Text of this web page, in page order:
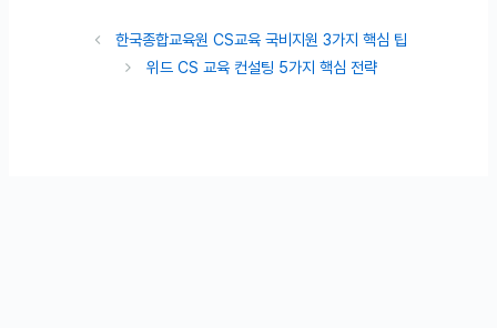
한국종합교육원 CS교육 국비지원 3가지 핵심 팁
위드 CS 교육 컨설팅 5가지 핵심 전략